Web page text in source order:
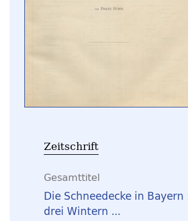
Zeitschrift
Gesamttitel
Die Schneedecke in
drei Wintern ...